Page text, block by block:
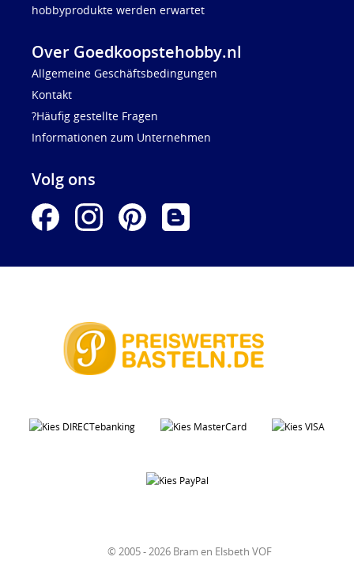
hobbyprodukte werden erwartet
Over Goedkoopstehobby.nl
Allgemeine Geschäftsbedingungen
Kontakt
?Häufig gestellte Fragen
Informationen zum Unternehmen
Volg ons
© 2005 - 2026 Bram en Elsbeth VOF